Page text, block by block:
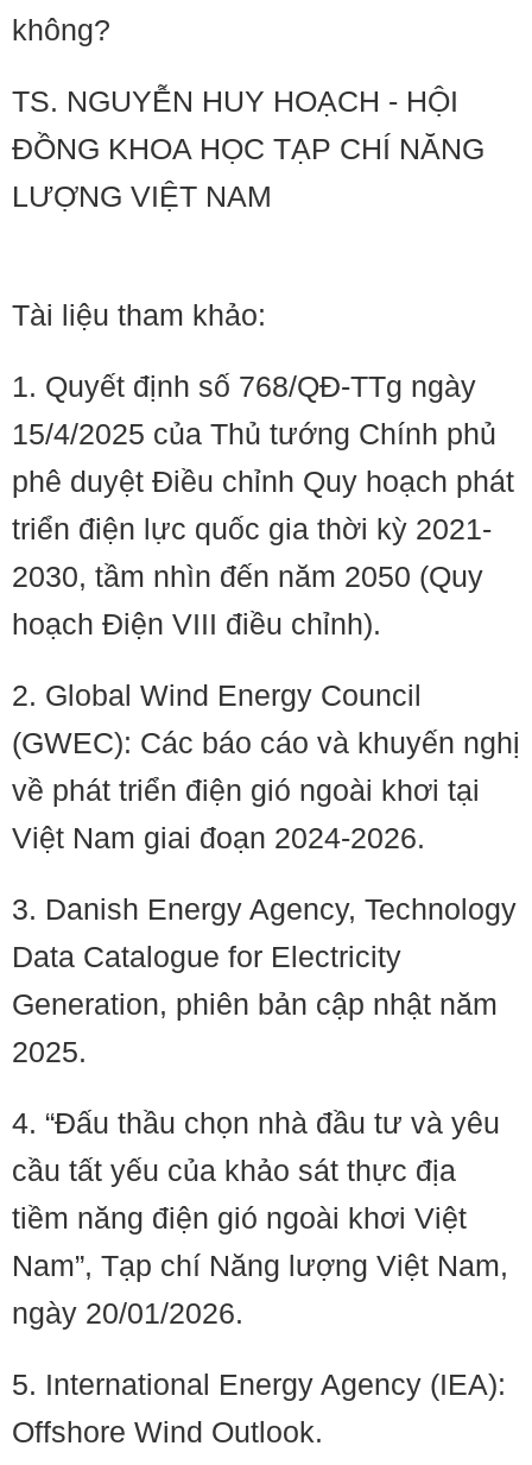
không?
TS. NGUYỄN HUY HOẠCH - HỘI
ĐỒNG KHOA HỌC TẠP CHÍ NĂNG
LƯỢNG VIỆT NAM
Tài liệu tham khảo:
1. Quyết định số 768/QĐ-TTg ngày
15/4/2025 của Thủ tướng Chính phủ
phê duyệt Điều chỉnh Quy hoạch phát
triển điện lực quốc gia thời kỳ 2021-
2030, tầm nhìn đến năm 2050 (Quy
hoạch Điện VIII điều chỉnh).
2. Global Wind Energy Council
(GWEC): Các báo cáo và khuyến nghị
về phát triển điện gió ngoài khơi tại
Việt Nam giai đoạn 2024-2026.
3. Danish Energy Agency, Technology
Data Catalogue for Electricity
Generation, phiên bản cập nhật năm
2025.
4. “Đấu thầu chọn nhà đầu tư và yêu
cầu tất yếu của khảo sát thực địa
tiềm năng điện gió ngoài khơi Việt
Nam”, Tạp chí Năng lượng Việt Nam,
ngày 20/01/2026.
5. International Energy Agency (IEA):
Offshore Wind Outlook.